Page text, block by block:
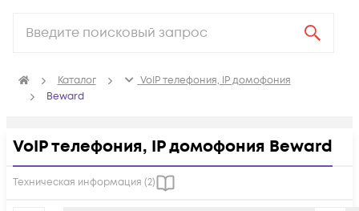
Каталог
VoIP телефония, IP домофония
Beward
VoIP телефония, IP домофония Beward
Техническая информация (2)